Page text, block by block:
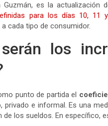
Guzmán, es la
para los días 10, 11
cada tipo de consumidor.
serán los
punto de partida el
privado e informal. Es una
de los sueldos. En específico,